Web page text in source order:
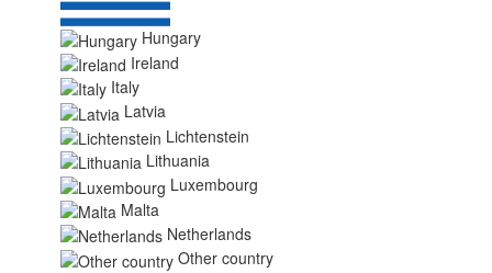
Hungary
Ireland
Italy
Latvia
Lichtenstein
Lithuania
Luxembourg
Malta
Netherlands
Other country